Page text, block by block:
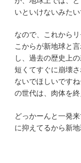
いといけないみた
なので、これから
こからが新地球と
し、過去の歴史上
短くてすぐに崩壊
ないでほしいです
の世代は、肉体を
どっかーんと一発
に抑えてるから新